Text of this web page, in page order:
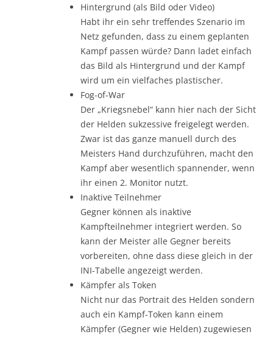
Hintergrund (als Bild oder Video)
Habt ihr ein sehr treffendes Szenario im
Netz gefunden, dass zu einem geplanten
Kampf passen würde? Dann ladet einfach
das Bild als Hintergrund und der Kampf
wird um ein vielfaches plastischer.
Fog-of-War
Der „Kriegsnebel“ kann hier nach der Sicht
der Helden sukzessive freigelegt werden.
Zwar ist das ganze manuell durch des
Meisters Hand durchzuführen, macht den
Kampf aber wesentlich spannender, wenn
ihr einen 2. Monitor nutzt.
Inaktive Teilnehmer
Gegner können als inaktive
Kampfteilnehmer integriert werden. So
kann der Meister alle Gegner bereits
vorbereiten, ohne dass diese gleich in der
INI-Tabelle angezeigt werden.
Kämpfer als Token
Nicht nur das Portrait des Helden sondern
auch ein Kampf-Token kann einem
Kämpfer (Gegner wie Helden) zugewiesen